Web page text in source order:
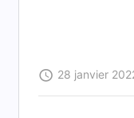
28 janvier